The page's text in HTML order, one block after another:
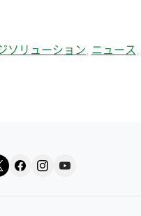
ソリューション ニュース